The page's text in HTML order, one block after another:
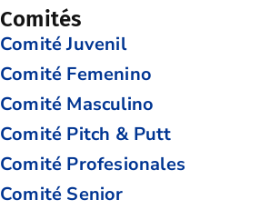
Comités
Comité Juvenil
Comité Femenino
Comité Masculino
Comité Pitch & Putt
Comité Profesionales
Comité Senior